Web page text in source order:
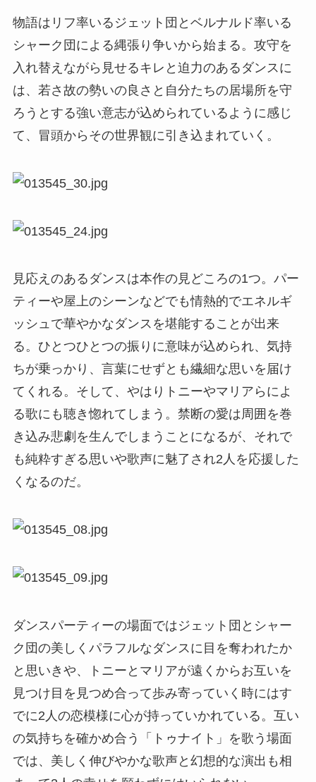
物語はリフ率いるジェット団とベルナルド率いる
シャーク団による縄張り争いから始まる。攻守を
入れ替えながら見せるキレと迫力のあるダンスに
は、若さ故の勢いの良さと自分たちの居場所を守
ろうとする強い意志が込められているように感じ
て、冒頭からその世界観に引き込まれていく。
見応えのあるダンスは本作の見どころの1つ。パー
ティーや屋上のシーンなどでも情熱的でエネルギ
ッシュで華やかなダンスを堪能することが出来
る。ひとつひとつの振りに意味が込められ、気持
ちが乗っかり、言葉にせずとも繊細な思いを届け
てくれる。そして、やはりトニーやマリアらによ
る歌にも聴き惚れてしまう。禁断の愛は周囲を巻
き込み悲劇を生んでしまうことになるが、それで
も純粋すぎる思いや歌声に魅了され2人を応援した
くなるのだ。
ダンスパーティーの場面ではジェット団とシャー
ク団の美しくパラフルなダンスに目を奪われたか
と思いきや、トニーとマリアが遠くからお互いを
見つけ目を見つめ合って歩み寄っていく時にはす
でに2人の恋模様に心が持っていかれている。互い
の気持ちを確かめ合う「トゥナイト」を歌う場面
では、美しく伸びやかな歌声と幻想的な演出も相